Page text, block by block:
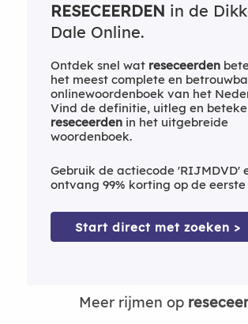
RESECEERDEN in de
Dale Online.
Ontdek snel wat reseceerden
het meest complete en
onlinewoordenboek van het
Vind de definitie, uitleg en
reseceerdenin het uitgebreide
woordenboek.
Gebruik de actiecode 'RIJMDVD'
ontvang 99% korting op de
Start direct met zoeken >
Meer rijmen op